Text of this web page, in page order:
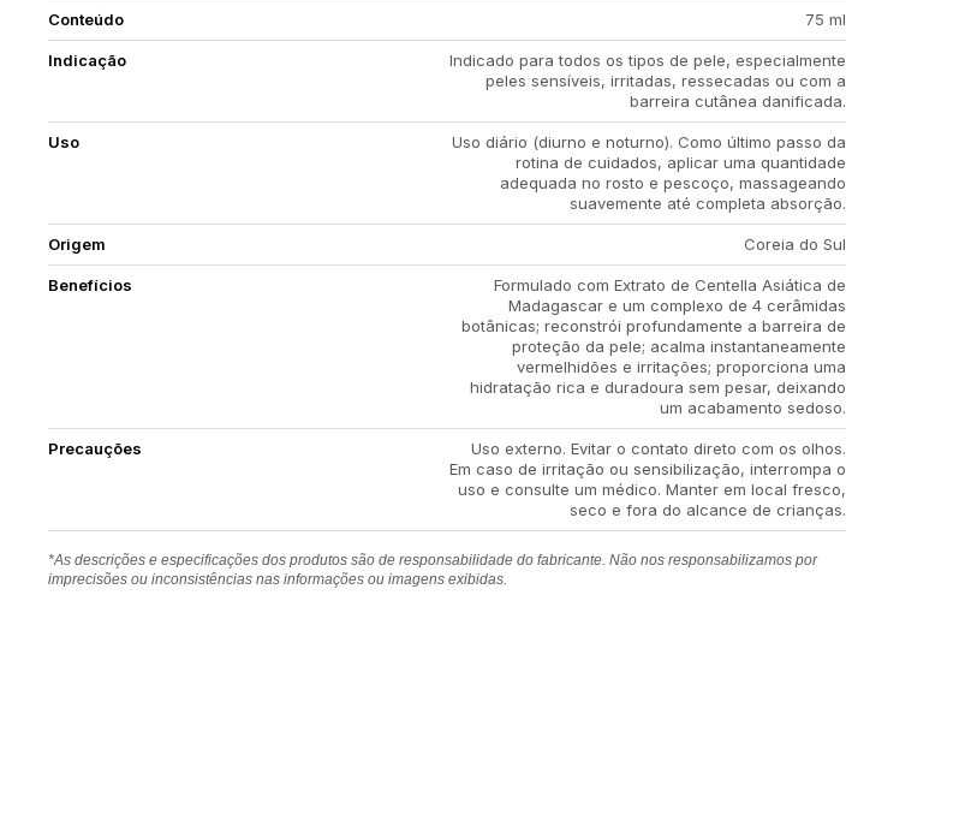
Conteúdo 75 ml
Indicação
Indicado para todos os tipos de pele, especialmente
peles sensíveis, irritadas, ressecadas ou com a
barreira cutânea danificada.
Uso
Uso diário (diurno e noturno). Como último passo da
rotina de cuidados, aplicar uma quantidade
adequada no rosto e pescoço, massageando
suavemente até completa absorção.
Origem Coreia do Sul
Benefícios
Formulado com Extrato de Centella Asiática de
Madagascar e um complexo de 4 cerâmidas
botânicas; reconstrói profundamente a barreira de
proteção da pele; acalma instantaneamente
vermelhidões e irritações; proporciona uma
hidratação rica e duradoura sem pesar, deixando
um acabamento sedoso.
Precauções
Uso externo. Evitar o contato direto com os olhos.
Em caso de irritação ou sensibilização, interrompa o
uso e consulte um médico. Manter em local fresco,
seco e fora do alcance de crianças.
*As descrições e especificações dos produtos são de responsabilidade do fabricante. Não nos responsabilizamos por
imprecisões ou inconsistências nas informações ou imagens exibidas.